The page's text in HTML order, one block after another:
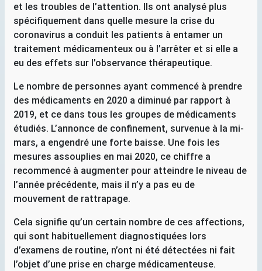
et les troubles de l’attention. Ils ont analysé plus
spécifiquement dans quelle mesure la crise du
coronavirus a conduit les patients à entamer un
traitement médicamenteux ou à l’arrêter et si elle a
eu des effets sur l’observance thérapeutique.
Le nombre de personnes ayant commencé à prendre
des médicaments en 2020 a diminué par rapport à
2019, et ce dans tous les groupes de médicaments
étudiés. L’annonce de confinement, survenue à la mi-
mars, a engendré une forte baisse. Une fois les
mesures assouplies en mai 2020, ce chiffre a
recommencé à augmenter pour atteindre le niveau de
l’année précédente, mais il n’y a pas eu de
mouvement de rattrapage.
Cela signifie qu’un certain nombre de ces affections,
qui sont habituellement diagnostiquées lors
d’examens de routine, n’ont ni été détectées ni fait
l’objet d’une prise en charge médicamenteuse.